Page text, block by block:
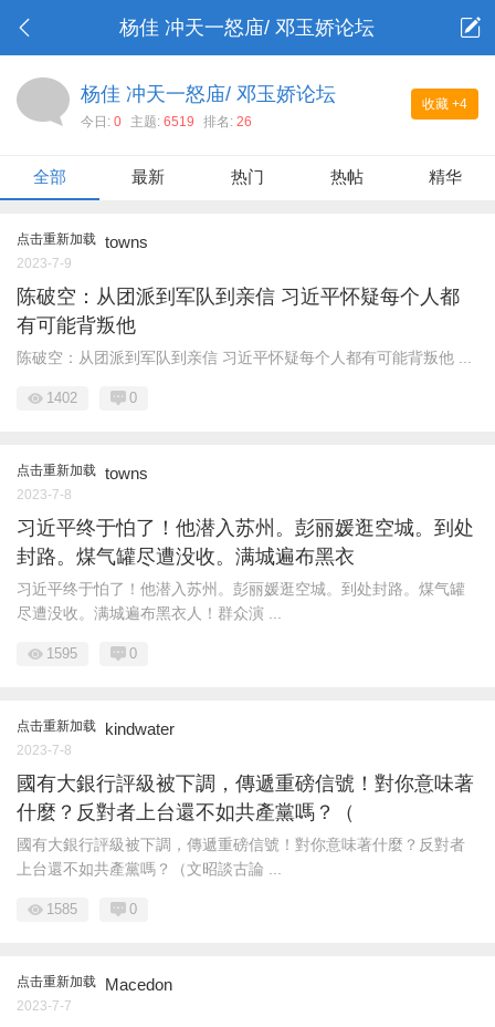
杨佳 冲天一怒庙/ 邓玉娇论坛
收藏 +4
杨佳 冲天一怒庙/ 邓玉娇论坛
今日: 0 主题: 6519 排名: 26
全部 最新 热门 热帖 精华
点击重新加载 towns
2023-7-9
陈破空：从团派到军队到亲信 习近平怀疑每个人都
有可能背叛他
陈破空：从团派到军队到亲信 习近平怀疑每个人都有可能背叛他 ...
1402 0
点击重新加载 towns
2023-7-8
习近平终于怕了！他潜入苏州。彭丽媛逛空城。到处
封路。煤气罐尽遭没收。满城遍布黑衣
习近平终于怕了！他潜入苏州。彭丽媛逛空城。到处封路。煤气罐
尽遭没收。满城遍布黑衣人！群众演 ...
1595 0
点击重新加载 kindwater
2023-7-8
國有大銀行評級被下調，傳遞重磅信號！對你意味著
什麼？反對者上台還不如共產黨嗎？（
國有大銀行評級被下調，傳遞重磅信號！對你意味著什麼？反對者
上台還不如共產黨嗎？（文昭談古論 ...
1585 0
点击重新加载 Macedon
2023-7-7